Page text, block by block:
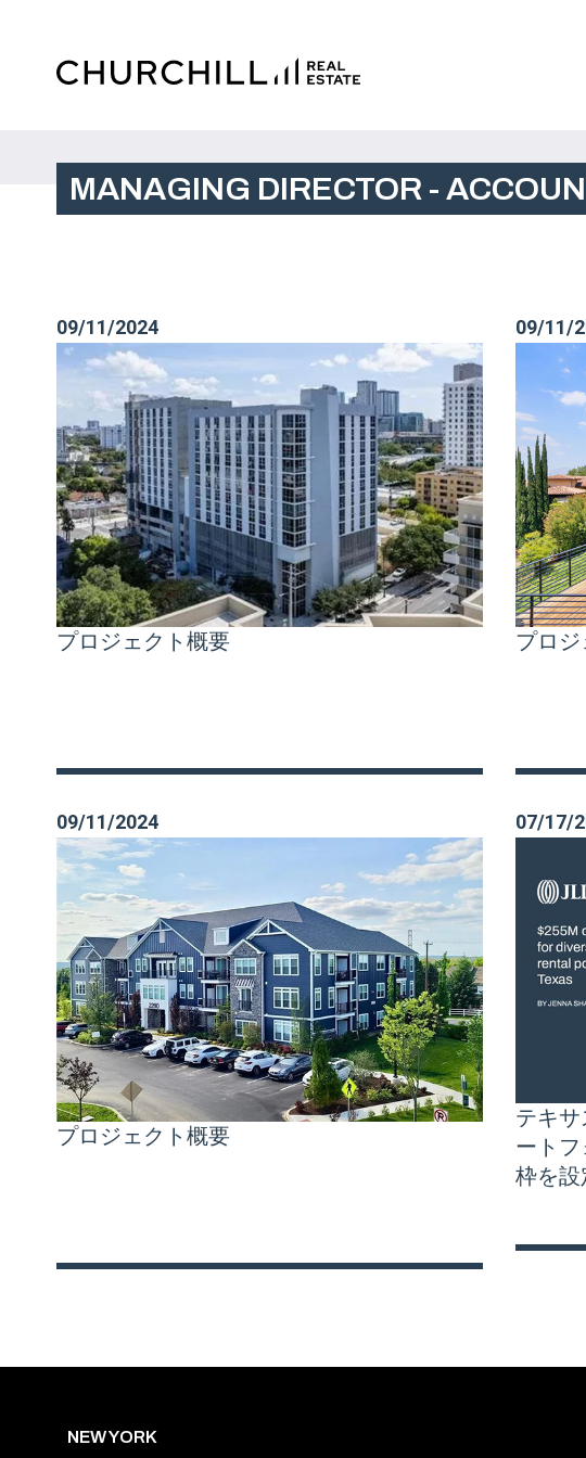
MANAGING DIRECTOR -
09/11/2024
プロジェクト概要
09/11/
プロ
09/11/2024
プロジェクト概要
07/17/
テキ
ート
枠を設
NEW YORK